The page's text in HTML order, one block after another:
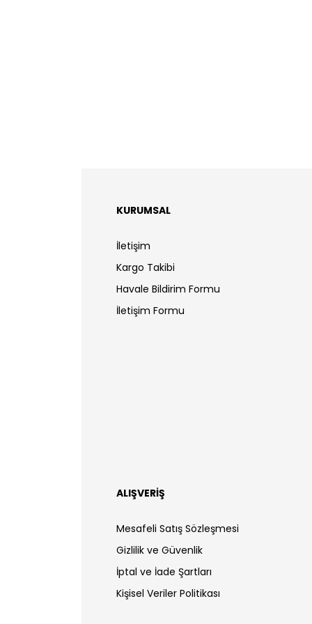
KURUMSAL
İletişim
Kargo Takibi
Havale Bildirim Formu
İletişim Formu
ALIŞVERİŞ
Mesafeli Satış Sözleşmesi
Gizlilik ve Güvenlik
İptal ve İade Şartları
Kişisel Veriler Politikası